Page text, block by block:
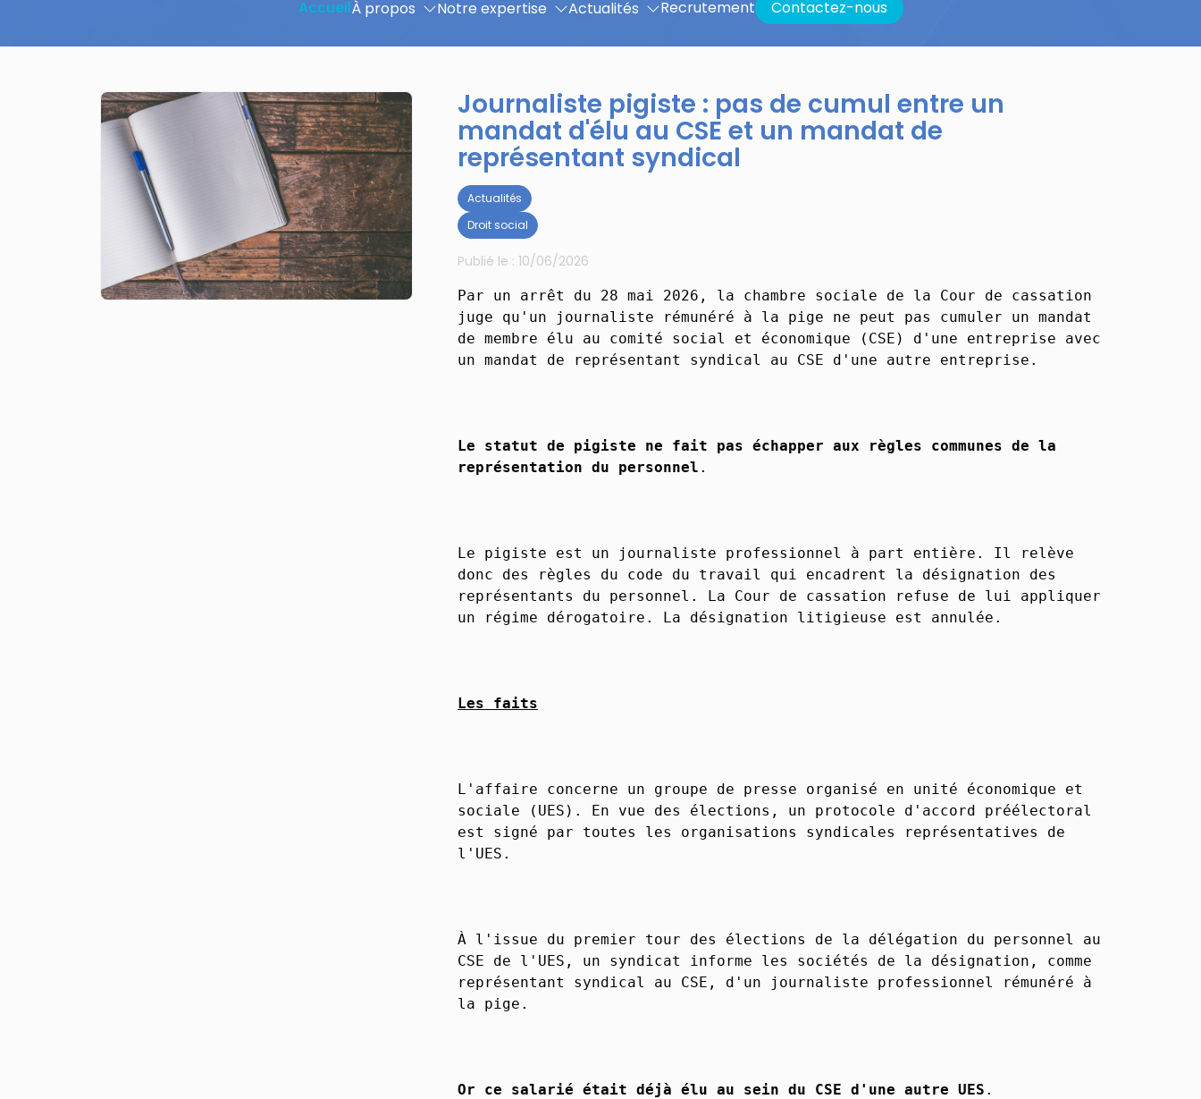
AccueilÀ propos Notre expertise Actualités Recrutement Contactez-nous
Journaliste pigiste : pas de cumul entre un
mandat d'élu au CSE et un mandat de
représentant syndical
Publié le : 10/06/2026
Actualités
Droit social
Par un arrêt du 28 mai 2026, la chambre sociale de la Cour de cassation
juge qu'un journaliste rémunéré à la pige ne peut pas cumuler un mandat
de membre élu au comité social et économique (CSE) d'une entreprise avec
un mandat de représentant syndical au CSE d'une autre entreprise.
Le statut de pigiste ne fait pas échapper aux règles communes de la
représentation du personnel .
Le pigiste est un journaliste professionnel à part entière. Il relève
donc des règles du code du travail qui encadrent la désignation des
représentants du personnel. La Cour de cassation refuse de lui appliquer
un régime dérogatoire. La désignation litigieuse est annulée.
Les faits
L'affaire concerne un groupe de presse organisé en unité économique et
sociale (UES). En vue des élections, un protocole d'accord préélectoral
est signé par toutes les organisations syndicales représentatives de
l'UES.
À l'issue du premier tour des élections de la délégation du personnel au
CSE de l'UES, un syndicat informe les sociétés de la désignation, comme
représentant syndical au CSE, d'un journaliste professionnel rémunéré à
la pige.
Or ce salarié était déjà élu au sein du CSE d'une autre UES .